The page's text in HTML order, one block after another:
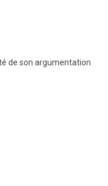
de son argumentation